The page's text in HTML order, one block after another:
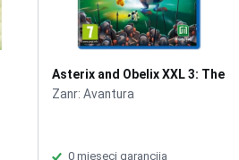
Asterix and Obelix XXL 3: The
Crystal Menhir Limited
Zanr: Avantura
0 mjeseci garancija